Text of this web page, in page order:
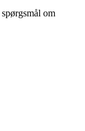
om